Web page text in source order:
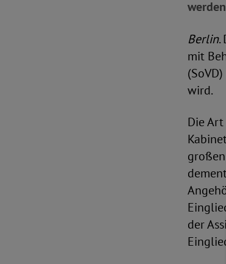
Berlin.
mit
wird.
Die
der